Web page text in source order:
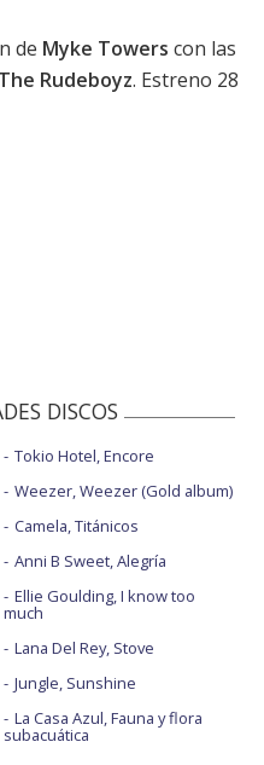
de Myke Towers con las
The Rudeboyz. Estreno 28
DISCOS
Tokio Hotel, Encore
Weezer, Weezer (Gold album)
Camela, Titánicos
Anni B Sweet, Alegría
Ellie Goulding, I know too
much
Lana Del Rey, Stove
Jungle, Sunshine
La Casa Azul, Fauna y flora
subacuática